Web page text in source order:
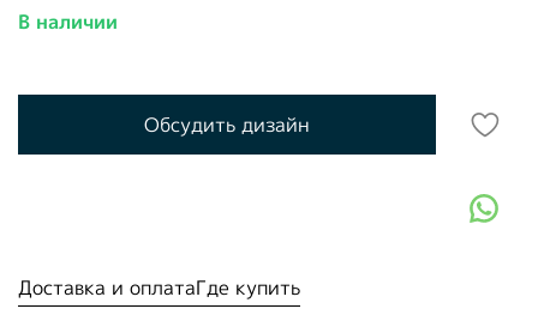
В наличии
Обсудить дизайн
Доставка и оплатаГде купить